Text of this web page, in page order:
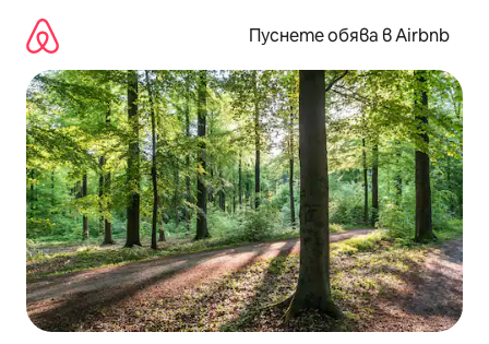
съдържанието
Пуснете обява в Airbnb